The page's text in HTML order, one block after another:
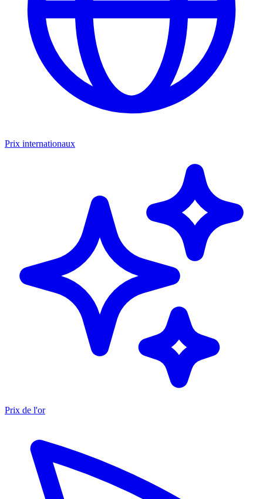
Prix internationaux
Prix de l'or